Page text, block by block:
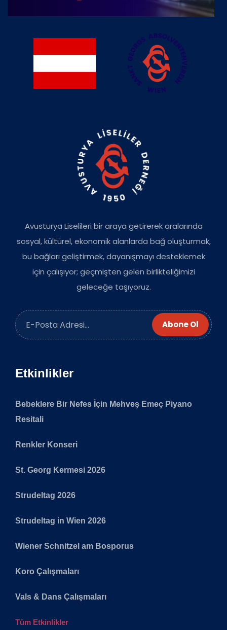
Avusturya Liselileri bir araya getirerek aralarında
sosyal, kültürel, ekonomik alanlarda bağ oluşturmak,
bu bağları geliştirmek, dayanışmayı desteklemek
için çalışıyor; geçmişten gelen birlikteliğimizi
geleceğe taşıyoruz.
Abone Ol
Etkinlikler
Bebeklere Bir Nefes İçin Mehveş Emeç Piyano
Resitali
Renkler Konseri
St. Georg Kermesi 2026
Strudeltag 2026
Strudeltag in Wien 2026
Wiener Schnitzel am Bosporus
Koro Çalışmaları
Vals & Dans Çalışmaları
Tüm Etkinlikler